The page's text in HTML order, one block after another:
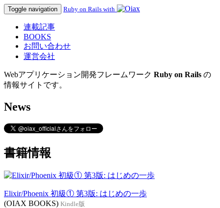
Toggle navigation Ruby on Rails with
連載記事
BOOKS
お問い合わせ
運営会社
Webアプリケーション開発フレームワーク Ruby on Rails の
情報サイトです。
News
書籍情報
Elixir/Phoenix 初級① 第3版: はじめの一歩
(OIAX BOOKS) Kindle版